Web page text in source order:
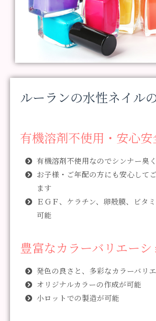
ルーランの水性ネイル
有機溶剤不使用・安心
有機溶剤不使用なのでシンナー臭
お子様・ご年配の方にも安心して
ます
ＥＧＦ、ケラチン、卵殻膜、ビタ
可能
豊富なカラーバリエーシ
発色の良さと、多彩なカラーバリ
オリジナルカラーの作成が可能
小ロットでの製造が可能